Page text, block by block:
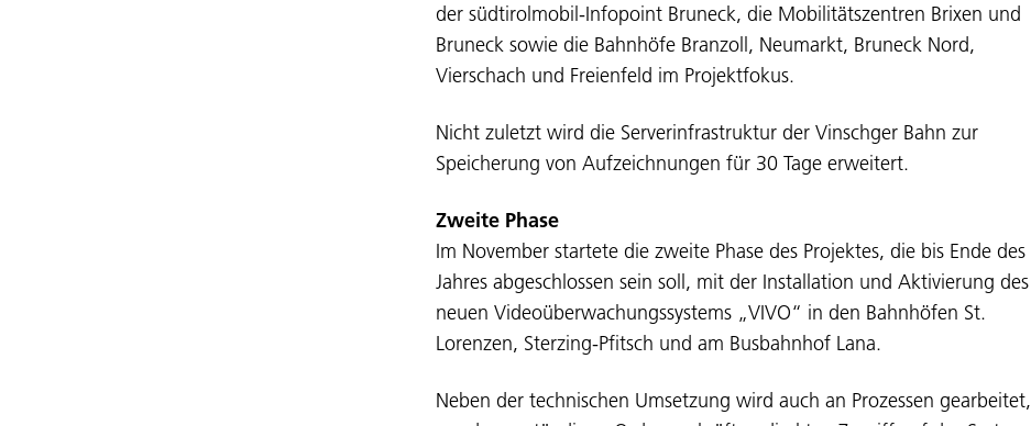
der südtirolmobil-Infopoint Bruneck, die Mobilitätszentren Brixen und
Bruneck sowie die Bahnhöfe Branzoll, Neumarkt, Bruneck Nord,
Vierschach und Freienfeld im Projektfokus.
Nicht zuletzt wird die Serverinfrastruktur der Vinschger Bahn zur
Speicherung von Aufzeichnungen für 30 Tage erweitert.
Zweite Phase
Im November startete die zweite Phase des Projektes, die bis Ende des
Jahres abgeschlossen sein soll, mit der Installation und Aktivierung des
neuen Videoüberwachungssystems „VIVO“ in den Bahnhöfen St.
Lorenzen, Sterzing-Pfitsch und am Busbahnhof Lana.
Neben der technischen Umsetzung wird auch an Prozessen gearbeitet,